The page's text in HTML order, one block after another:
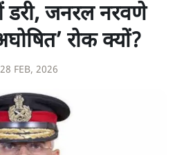
डरी, जनरल नरवणे
रोक क्यों?
28 FEB, 2026